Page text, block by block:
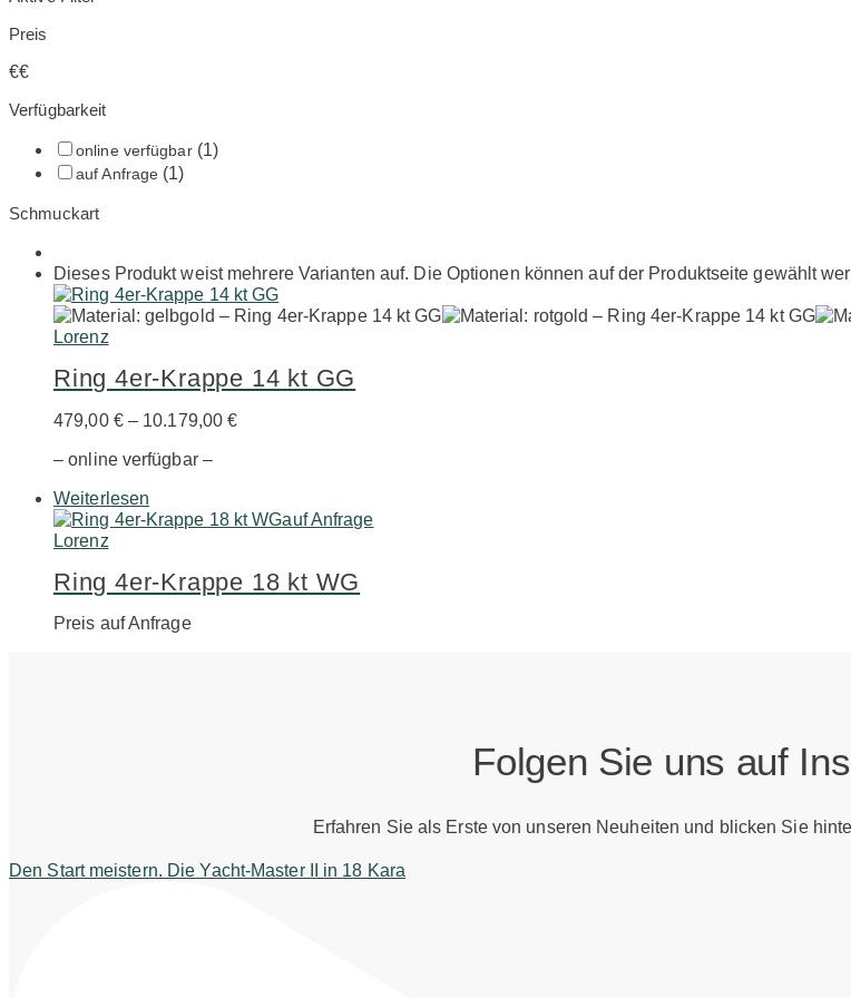
Preis
€€
Verfügbarkeit
online verfügbar(1)
auf Anfrage (1)
Schmuckart
Dieses Produkt weist mehrere Varianten auf. Die Optionen können auf der Produktseite gewählt
Lorenz
Ring 4er-Krappe 14 kt GG
479,00 €– 10.179,00€
– online verfügbar –
Weiterlesen
auf Anfrage
Lorenz
Ring 4er-Krappe 18 kt WG
Preis auf Anfrage
Folgen Sie uns auf
Erfahren Sie als Erste von unseren Neuheiten und blicken Sie
Den Start meistern. Die Yacht-Master II in 18 Kara